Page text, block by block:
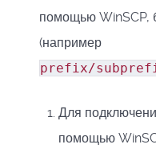
помощью WinSCP,
(например
prefix/
Для
помощью